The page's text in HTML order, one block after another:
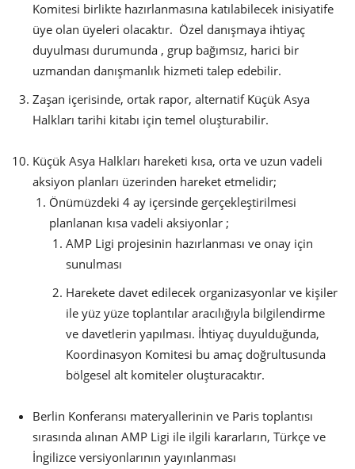
Komitesi birlikte hazırlanmasına katılabilecek inisiyatife
üye olan üyeleri olacaktır. Özel danışmaya ihtiyaç
duyulması durumunda , grup bağımsız, harici bir
uzmandan danışmanlık hizmeti talep edebilir.
Zaşan içerisinde, ortak rapor, alternatif Küçük Asya
Halkları tarihi kitabı için temel oluşturabilir.
Küçük Asya Halkları hareketi kısa, orta ve uzun vadeli
aksiyon planları üzerinden hareket etmelidir;
Önümüzdeki 4 ay içersinde gerçekleştirilmesi
planlanan kısa vadeli aksiyonlar ;
AMP Ligi projesinin hazırlanması ve onay için
sunulması
Harekete davet edilecek organizasyonlar ve kişiler
ile yüz yüze toplantılar aracılığıyla bilgilendirme
ve davetlerin yapılması. İhtiyaç duyulduğunda,
Koordinasyon Komitesi bu amaç doğrultusunda
bölgesel alt komiteler oluşturacaktır.
Berlin Konferansı materyallerinin ve Paris toplantısı
sırasında alınan AMP Ligi ile ilgili kararların, Türkçe ve
İngilizce versiyonlarının yayınlanması